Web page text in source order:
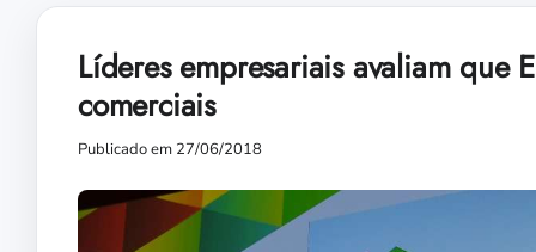
Líderes empresariais avaliam que
comerciais
Publicado em 27/06/2018